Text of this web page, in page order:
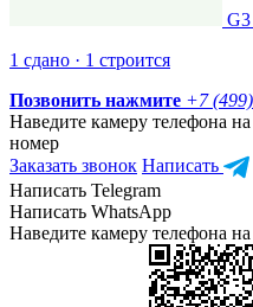
1 сдано · 1 строится
Позвонить нажмите +7
Наведите камеру телефона
номер
Заказать звонок Написать
Написать Telegram
Написать WhatsApp
Наведите камеру телефона